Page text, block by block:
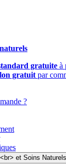
gratuite à
gratuit par
?